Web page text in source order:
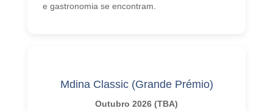
e gastronomia se encontram.
Mdina Classic (Grande Prémio)
Outubro 2026 (TBA)